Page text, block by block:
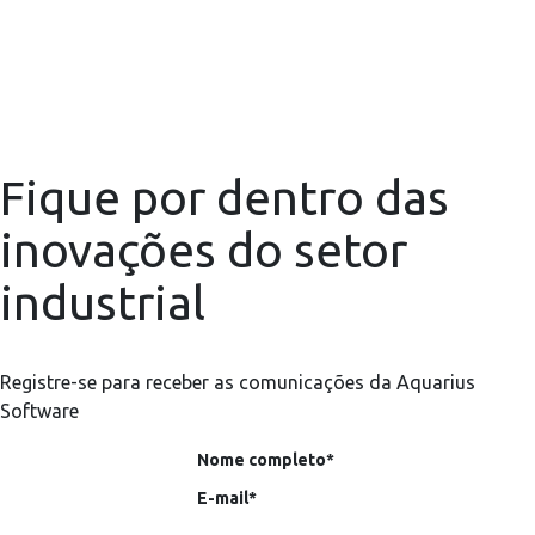
Fique por dentro das
inovações do setor
industrial
Registre-se para receber as comunicações da Aquarius
Software
Nome completo*
E-mail*